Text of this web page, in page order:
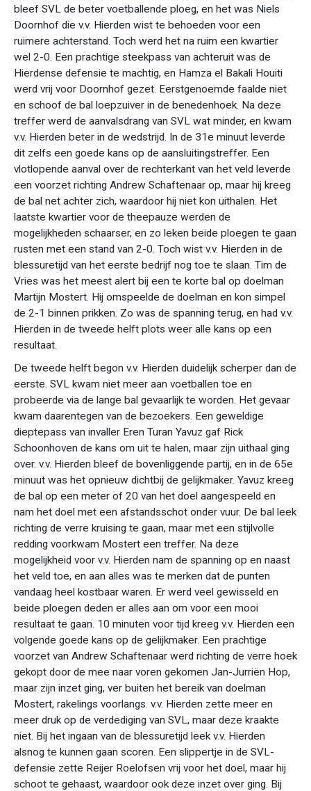
bleef SVL de beter voetballende ploeg, en het was Niels
Doornhof die v.v. Hierden wist te behoeden voor een
ruimere achterstand. Toch werd het na ruim een kwartier
wel 2-0. Een prachtige steekpass van achteruit was de
Hierdense defensie te machtig, en Hamza el Bakali Houiti
werd vrij voor Doornhof gezet. Eerstgenoemde faalde niet
en schoof de bal loepzuiver in de benedenhoek. Na deze
treffer werd de aanvalsdrang van SVL wat minder, en kwam
v.v. Hierden beter in de wedstrijd. In de 31e minuut leverde
dit zelfs een goede kans op de aansluitingstreffer. Een
vlotlopende aanval over de rechterkant van het veld leverde
een voorzet richting Andrew Schaftenaar op, maar hij kreeg
de bal net achter zich, waardoor hij niet kon uithalen. Het
laatste kwartier voor de theepauze werden de
mogelijkheden schaarser, en zo leken beide ploegen te gaan
rusten met een stand van 2-0. Toch wist v.v. Hierden in de
blessuretijd van het eerste bedrijf nog toe te slaan. Tim de
Vries was het meest alert bij een te korte bal op doelman
Martijn Mostert. Hij omspeelde de doelman en kon simpel
de 2-1 binnen prikken. Zo was de spanning terug, en had v.v.
Hierden in de tweede helft plots weer alle kans op een
resultaat.
De tweede helft begon v.v. Hierden duidelijk scherper dan de
eerste. SVL kwam niet meer aan voetballen toe en
probeerde via de lange bal gevaarlijk te worden. Het gevaar
kwam daarentegen van de bezoekers. Een geweldige
dieptepass van invaller Eren Turan Yavuz gaf Rick
Schoonhoven de kans om uit te halen, maar zijn uithaal ging
over. v.v. Hierden bleef de bovenliggende partij, en in de 65e
minuut was het opnieuw dichtbij de gelijkmaker. Yavuz kreeg
de bal op een meter of 20 van het doel aangespeeld en
nam het doel met een afstandsschot onder vuur. De bal leek
richting de verre kruising te gaan, maar met een stijlvolle
redding voorkwam Mostert een treffer. Na deze
mogelijkheid voor v.v. Hierden nam de spanning op en naast
het veld toe, en aan alles was te merken dat de punten
vandaag heel kostbaar waren. Er werd veel gewisseld en
beide ploegen deden er alles aan om voor een mooi
resultaat te gaan. 10 minuten voor tijd kreeg v.v. Hierden een
volgende goede kans op de gelijkmaker. Een prachtige
voorzet van Andrew Schaftenaar werd richting de verre hoek
gekopt door de mee naar voren gekomen Jan-Jurriën Hop,
maar zijn inzet ging, ver buiten het bereik van doelman
Mostert, rakelings voorlangs. v.v. Hierden zette meer en
meer druk op de verdediging van SVL, maar deze kraakte
niet. Bij het ingaan van de blessuretijd leek v.v. Hierden
alsnog te kunnen gaan scoren. Een slippertje in de SVL-
defensie zette Reijer Roelofsen vrij voor het doel, maar hij
schoot te gehaast, waardoor ook deze inzet over ging. Bij